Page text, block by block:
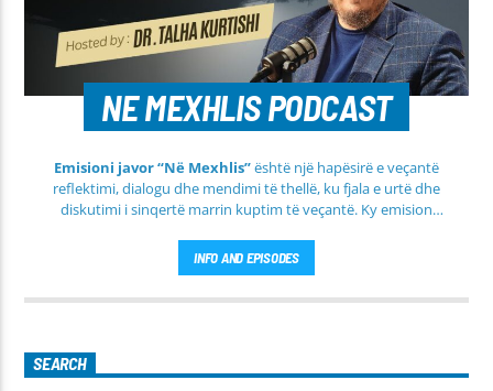
NE MEXHLIS PODCAST
Emisioni javor “Në Mexhlis”është një hapësirë e veçantë
reflektimi, dialogu dhe mendimi të thellë, ku fjala e urtë dhe
diskutimi i sinqertë marrin kuptim të veçantë. Ky emision
publiku një formë komunikimi të hapur, të qetë dhe shumë
përmbajtësore
INFO AND EPISODES
SEARCH